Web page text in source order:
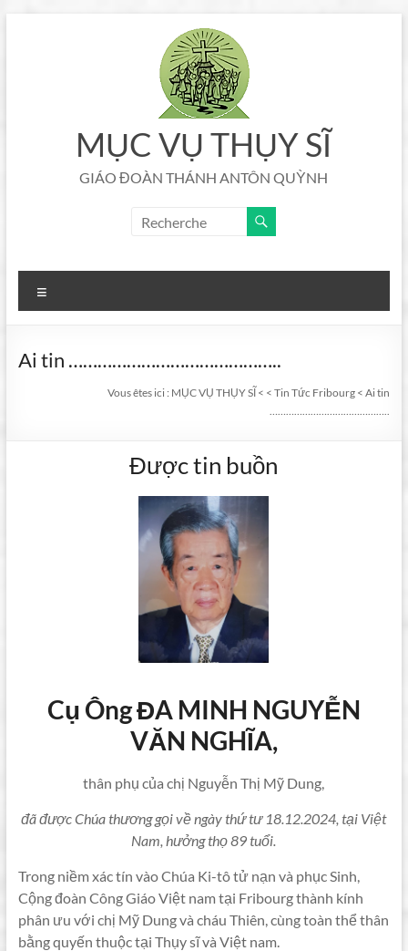
MỤC VỤ THỤY SĨ
GIÁO ĐOÀN THÁNH ANTÔN QUỲNH
Ai tin ……………………………………..
Vous êtes ici : MỤC VỤ THỤY SĨ < <Tin Tức Fribourg <Ai tin
……………………………………..
Được tin buồn
Cụ Ông ĐA MINH NGUYỄN
VĂN NGHĨA,
thân phụ của chị Nguyễn Thị Mỹ Dung,
đã được Chúa thương gọi về ngày thứ tư 18.12.2024, tại Việt
Nam, hưởng thọ 89 tuổi.
Trong niềm xác tín vào Chúa Ki-tô tử nạn và phục Sinh,
Cộng đoàn Công Giáo Việt nam tại Fribourg thành kính
phân ưu với chị Mỹ Dung và cháu Thiên, cùng toàn thể thân
bằng quyến thuộc tại Thụy sĩ và Việt nam.